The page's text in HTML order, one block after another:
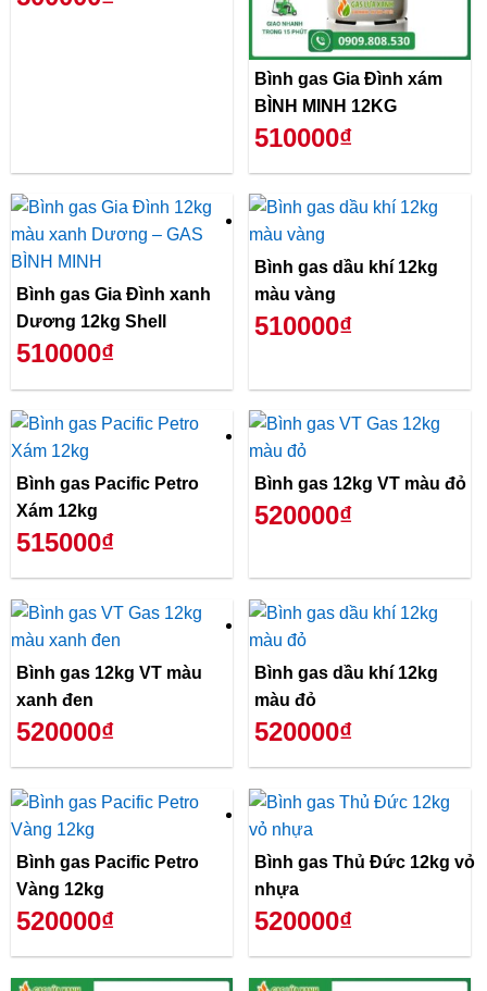
Bình gas Gia Đình xám
BÌNH MINH 12KG
510000₫
Bình gas Gia Đình xanh
Dương 12kg Shell
510000₫
Bình gas dầu khí 12kg
màu vàng
510000₫
Bình gas Pacific Petro
Xám 12kg
515000₫
Bình gas 12kg VT màu đỏ
520000₫
Bình gas 12kg VT màu
xanh đen
520000₫
Bình gas dầu khí 12kg
màu đỏ
520000₫
Bình gas Pacific Petro
Vàng 12kg
520000₫
Bình gas Thủ Đức 12kg vỏ
nhựa
520000₫